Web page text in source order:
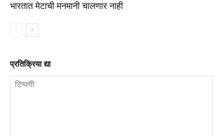
भारतात मेटाची मनमानी चालणार नाही
प्रतिक्रिया द्या